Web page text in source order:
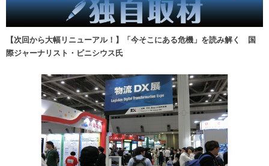
【次回から大幅リニューアル！】「今そこにある危機」を読み解く 国
際ジャーナリスト・ビニシウス氏